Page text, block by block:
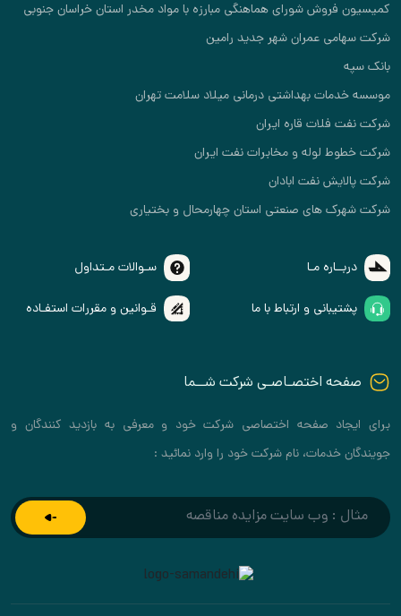
فروش شورای هماهنگی مبارزه با مواد مخدر استان خراسان جنوبی
عمران شهر جدید رامین
خدمات بهداشتی درمانی میلاد سلامت تهران
فلات قاره ایران
لوله و مخابرات نفت ایران
نفت ابادان
های صنعتی استان چهارمحال و بختیاری
دربــاره مـا سـوالات مـتداول
پشتیبانی و ارتباط با ما قـوانین و مقررات استفـاده
صفحه اختصـاصـی شرکت شــما
ایجاد صفحه اختصاصی شرکت خود و معرفی به بازدید کنندگان و
خدمات، نام شرکت خود را وارد نمائید :